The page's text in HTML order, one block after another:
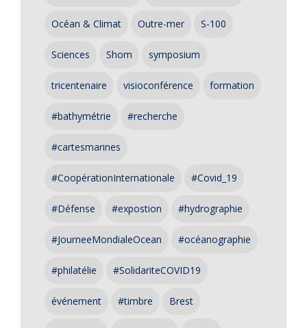
Océan & Climat Outre-mer S-100
Sciences Shom symposium
tricentenaire visioconférence formation
#bathymétrie #recherche
#cartesmarines
#CoopérationInternationale #Covid_19
#Défense #expostion #hydrographie
#JourneeMondialeOcean #océanographie
#philatélie #SolidariteCOVID19
événement #timbre Brest